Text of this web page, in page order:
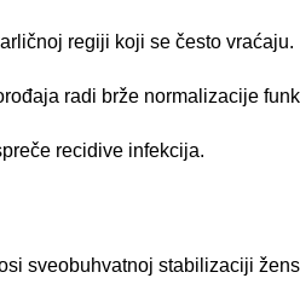
regiji koji se često vraćaju.
radi brže normalizacije
recidive infekcija.
sveobuhvatnoj stabilizaciji